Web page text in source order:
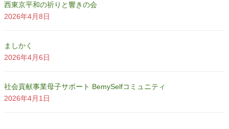
西東京平和の祈りと響きの会
2026年4月8日
ましかく
2026年4月6日
社会貢献事業母子サポート BemySelfコミュニティ
2026年4月1日